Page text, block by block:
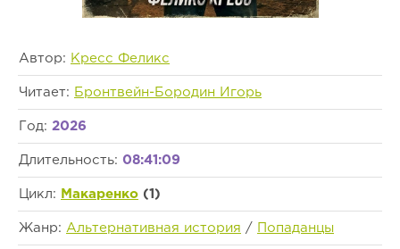
Автор: Кресс Феликс
Читает: Бронтвейн-Бородин Игорь
Год: 2026
Длительность: 08:41:09
Цикл: Макаренко (1)
Жанр: Альтернативная история / Попаданцы